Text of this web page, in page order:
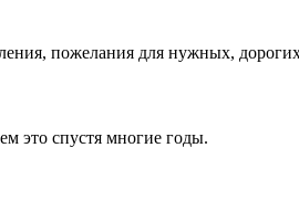
пожелания для нужных,
это спустя многие годы.